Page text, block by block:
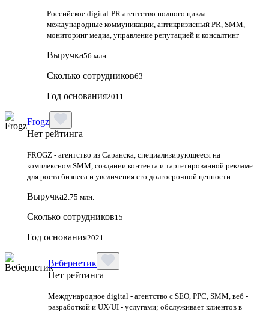
Российское digital-PR агентство полного цикла:
международные коммуникации, антикризисный PR, SMM,
мониторинг медиа, управление репутацией и консалтинг
Выручка56 млн
Сколько сотрудников63
Год основания2011
Frogz
Нет рейтинга
FROGZ - агентство из Саранска, специализирующееся на
комплексном SMM, создании контента и таргетированной рекламе
для роста бизнеса и увеличения его долгосрочной ценности
Выручка2.75 млн.
Сколько сотрудников15
Год основания2021
Вебернетик
Нет рейтинга
Международное digital - агентство с SEO, PPC, SMM, веб -
разработкой и UX/UI - услугами; обслуживает клиентов в